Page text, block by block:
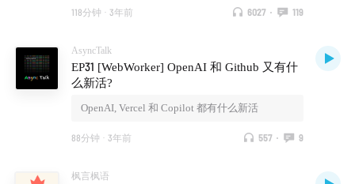
118分钟 · 3年前 6027 · 119
AsyncTalk
EP31 [WebWorker] OpenAI 和 Github 又有什
么新活?
OpenAI, Vercel 和 Copilot 都有什么新活
88分钟 · 3年前 557 · 9
枫言枫语